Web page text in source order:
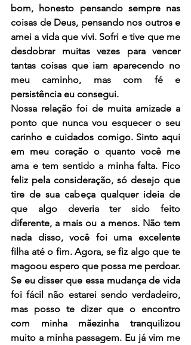
bom, honesto pensando sempre nas
coisas de Deus, pensando nos outros e
amei a vida que vivi. Sofri e tive que me
desdobrar muitas vezes para vencer
tantas coisas que iam aparecendo no
meu caminho, mas com fé e
persistência eu consegui.
Nossa relação foi de muita amizade a
ponto que nunca vou esquecer o seu
carinho e cuidados comigo. Sinto aqui
em meu coração o quanto você me
ama e tem sentido a minha falta. Fico
feliz pela consideração, só desejo que
tire de sua cabeça qualquer ideia de
que algo deveria ter sido feito
diferente, a mais ou a menos. Não tem
nada disso, você foi uma excelente
filha até o fim. Agora, se fiz algo que te
magoou espero que possa me perdoar.
Se eu disser que essa mudança de vida
foi fácil não estarei sendo verdadeiro,
mas posso te dizer que o encontro
com minha mãezinha tranquilizou
muito a minha passagem. Eu já vim me